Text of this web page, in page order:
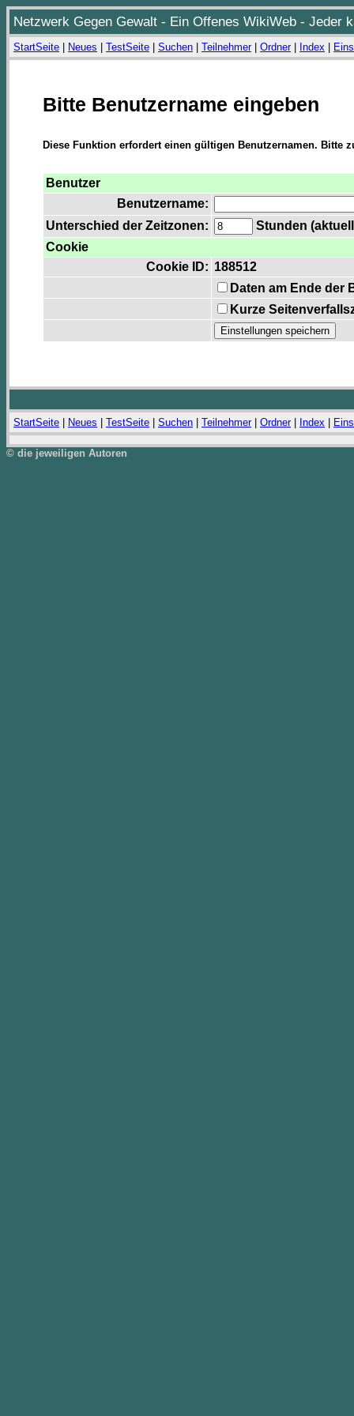
Netzwerk Gegen Gewalt - Ein Offenes WikiWeb - Jeder
StartSeite Neues TestSeite Suchen Teilnehmer| Ordner| Index
Bitte Benutzername eingeben
Diese Funktion erfordert einen gültigen Benutzernamen. Bitte
Benutzer
Benutzername:
Unterschied der Zeitzonen:
Stunden
Cookie
Cookie ID: 188512
Daten am Ende der
Kurze
StartSeite Neues TestSeite Suchen Teilnehmer| Ordner| Index
© die jeweiligen Autoren